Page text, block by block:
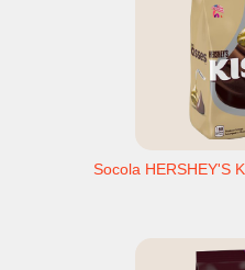
Socola HERSHEY'S